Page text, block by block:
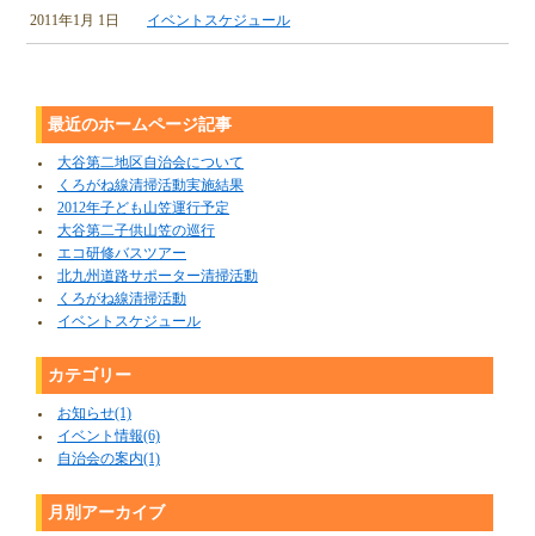
2011年1月 1日 イベントスケジュール
最近のホームページ記事
大谷第二地区自治会について
くろがね線清掃活動実施結果
2012年子ども山笠運行予定
大谷第二子供山笠の巡行
エコ研修バスツアー
北九州道路サポーター清掃活動
くろがね線清掃活動
イベントスケジュール
カテゴリー
お知らせ(1)
イベント情報(6)
自治会の案内(1)
月別アーカイブ